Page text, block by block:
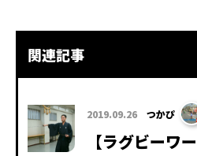
関連記事
2019.09.26 つかぴ
【ラグビーワ